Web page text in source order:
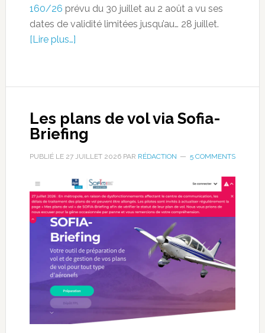
160/26 prévu du 30 juillet au 2 août a vu ses
dates de validité limitées jusqu’au… 28 juillet.
[Lire plus…]
Les plans de vol via Sofia-
Briefing
PUBLIÉ LE 27 JUILLET 2026PAR RÉDACTION 5 COMMENTS